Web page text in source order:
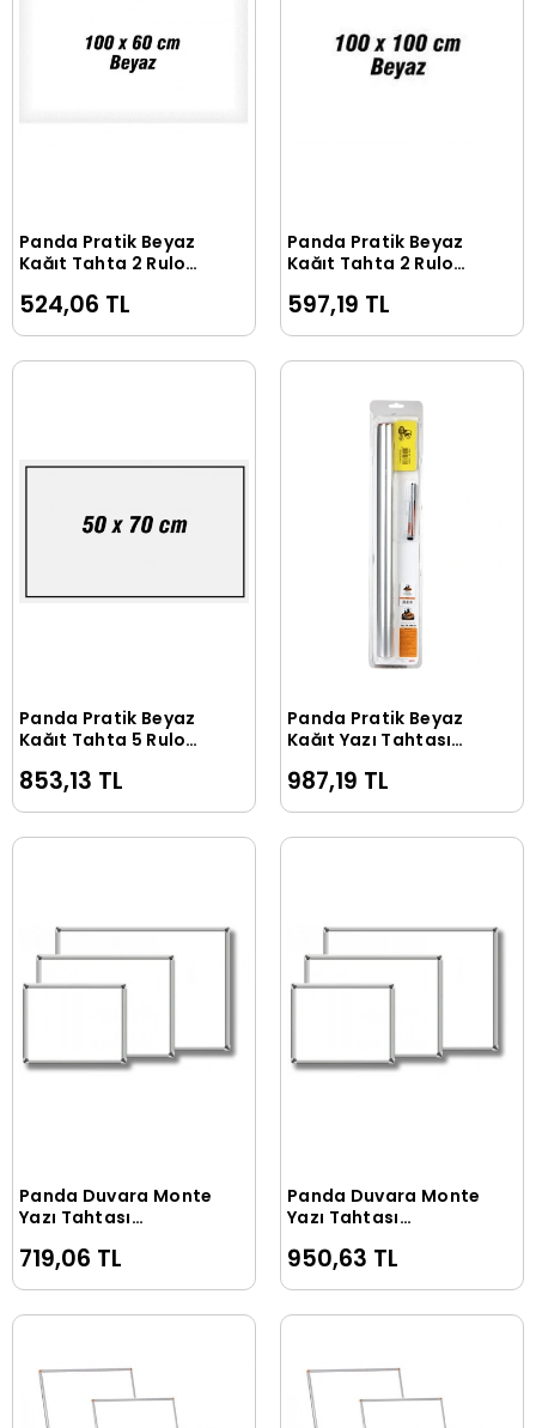
Sepete Ekle
Panda Pratik Beyaz
Kağıt Tahta 2 Rulo
524,06 TL
Sepete Ekle
Panda Pratik Beyaz
Kağıt Tahta 2 Rulo
597,19 TL
Sepete Ekle
Panda Pratik Beyaz
Kağıt Tahta 5 Rulo
853,13 TL
Sepete Ekle
Panda Pratik Beyaz
Kağıt Yazı Tahtası
Cm
987,19 TL
Sepete Ekle
Panda Duvara Monte
Yazı Tahtası
719,06 TL
Sepete Ekle
Panda Duvara Monte
Yazı Tahtası
950,63 TL